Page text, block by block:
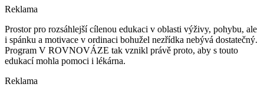
Reklama
Prostor pro rozsáhlejší cílenou edukaci v oblasti výživy, pohybu, ale
i spánku a motivace v ordinaci bohužel nezřídka nebývá dostatečný.
Program V ROVNOVÁZE tak vznikl právě proto, aby s touto
edukací mohla pomoci i lékárna.
Reklama